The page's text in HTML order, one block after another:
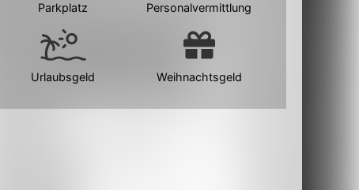
Parkplatz Personalvermittlung
Urlaubsgeld Weihnachtsgeld